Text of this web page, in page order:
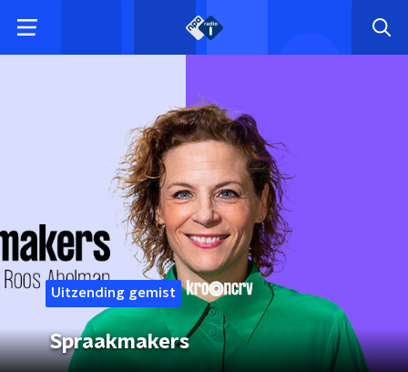
Uitzending gemist
Spraakmakers